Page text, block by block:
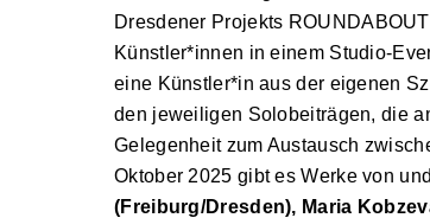
Dresdener Projekts
Künstler*innen in einem Studio-
eine Künstler*in aus der eigenen
den jeweiligen Solobeiträgen, die
Gelegenheit zum Austausch
Oktober 2025 gibt es Werke von
(Freiburg/Dresden), Maria